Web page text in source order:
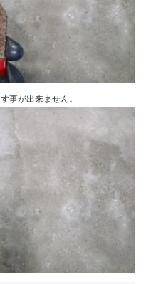
事が出来ません。